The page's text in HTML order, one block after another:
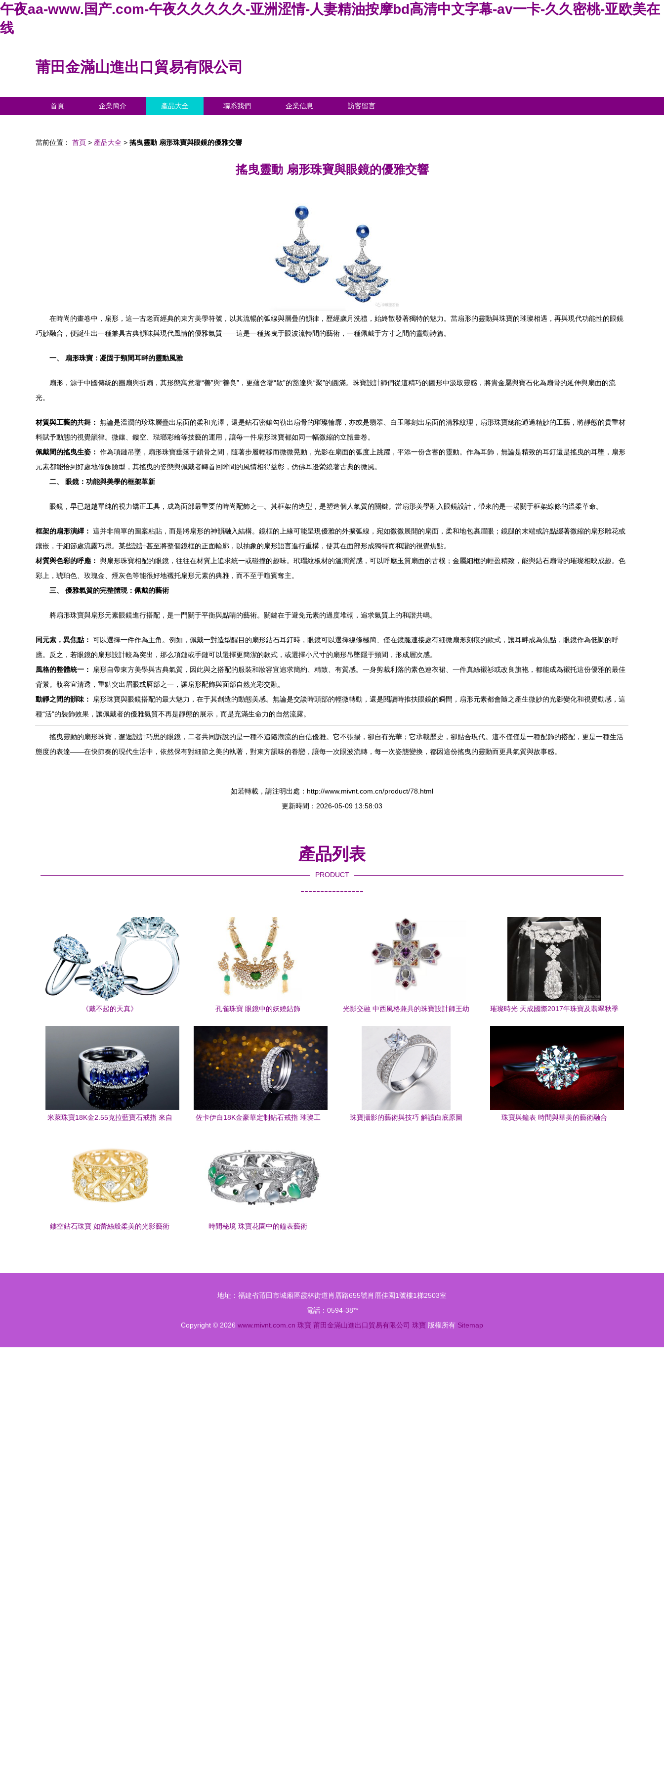
午夜aa-www.国产.com-午夜久久久久久-亚洲涩情-人妻精油按摩bd高清中文字幕-av一卡-久久密桃-亚欧美在
线
莆田金滿山進出口貿易有限公司
首頁 企業簡介 產品大全 聯系我們 企業信息 訪客留言
當前位置： 首頁 > 產品大全 > 搖曳靈動 扇形珠寶與眼鏡的優雅交響
搖曳靈動 扇形珠寶與眼鏡的優雅交響
在時尚的畫卷中，扇形，這一古老而經典的東方美學符號，以其流暢的弧線與層疊的韻律，歷經歲月洗禮，始終散發著獨特的魅力。當扇形的靈動與珠寶的璀璨相遇，再與現代功能性的眼鏡
巧妙融合，便誕生出一種兼具古典韻味與現代風情的優雅氣質——這是一種搖曳于眼波流轉間的藝術，一種佩戴于方寸之間的靈動詩篇。
一、 扇形珠寶：凝固于頸間耳畔的靈動風雅
扇形，源于中國傳統的團扇與折扇，其形態寓意著“善”與“善良”，更蘊含著“散”的豁達與“聚”的圓滿。珠寶設計師們從這精巧的圖形中汲取靈感，將貴金屬與寶石化為扇骨的延伸與扇面的流
光。
材質與工藝的共舞： 無論是溫潤的珍珠層疊出扇面的柔和光澤，還是鉆石密鑲勾勒出扇骨的璀璨輪廓，亦或是翡翠、白玉雕刻出扇面的清雅紋理，扇形珠寶總能通過精妙的工藝，將靜態的貴重材
料賦予動態的視覺韻律。微鑲、鏤空、琺瑯彩繪等技藝的運用，讓每一件扇形珠寶都如同一幅微縮的立體畫卷。
佩戴間的搖曳生姿： 作為項鏈吊墜，扇形珠寶垂落于鎖骨之間，隨著步履輕移而微微晃動，光影在扇面的弧度上跳躍，平添一份含蓄的靈動。作為耳飾，無論是精致的耳釘還是搖曳的耳墜，扇形
元素都能恰到好處地修飾臉型，其搖曳的姿態與佩戴者轉首回眸間的風情相得益彰，仿佛耳邊縈繞著古典的微風。
二、 眼鏡：功能與美學的框架革新
眼鏡，早已超越單純的視力矯正工具，成為面部最重要的時尚配飾之一。其框架的造型，是塑造個人氣質的關鍵。當扇形美學融入眼鏡設計，帶來的是一場關于框架線條的溫柔革命。
框架的扇形演繹： 這并非簡單的圖案粘貼，而是將扇形的神韻融入結構。鏡框的上緣可能呈現優雅的外擴弧線，宛如微微展開的扇面，柔和地包裹眉眼；鏡腿的末端或許點綴著微縮的扇形雕花或
鑲嵌，于細節處流露巧思。某些設計甚至將整個鏡框的正面輪廓，以抽象的扇形語言進行重構，使其在面部形成獨特而和諧的視覺焦點。
材質與色彩的呼應： 與扇形珠寶相配的眼鏡，往往在材質上追求統一或碰撞的趣味。玳瑁紋板材的溫潤質感，可以呼應玉質扇面的古樸；金屬細框的輕盈精致，能與鉆石扇骨的璀璨相映成趣。色
彩上，琥珀色、玫瑰金、煙灰色等能很好地襯托扇形元素的典雅，而不至于喧賓奪主。
三、 優雅氣質的完整體現：佩戴的藝術
將扇形珠寶與扇形元素眼鏡進行搭配，是一門關于平衡與點睛的藝術。關鍵在于避免元素的過度堆砌，追求氣質上的和諧共鳴。
同元素，異焦點： 可以選擇一件作為主角。例如，佩戴一對造型醒目的扇形鉆石耳釘時，眼鏡可以選擇線條極簡、僅在鏡腿連接處有細微扇形刻痕的款式，讓耳畔成為焦點，眼鏡作為低調的呼
應。反之，若眼鏡的扇形設計較為突出，那么項鏈或手鏈可以選擇更簡潔的款式，或選擇小尺寸的扇形吊墜隱于頸間，形成層次感。
風格的整體統一：
扇形自帶東方美學與古典氣質，因此與之搭配的服裝和妝容宜追求簡約、精致、有質感。一身剪裁利落的素色連衣裙、一件真絲襯衫或改良旗袍，都能成為襯托這份優雅的最佳
背景。妝容宜清透，重點突出眉眼或唇部之一，讓扇形配飾與面部自然光彩交融。
動靜之間的韻味：
扇形珠寶與眼鏡搭配的最大魅力，在于其創造的動態美感。無論是交談時頭部的輕微轉動，還是閱讀時推扶眼鏡的瞬間，扇形元素都會隨之產生微妙的光影變化和視覺動感，這
種“活”的裝飾效果，讓佩戴者的優雅氣質不再是靜態的展示，而是充滿生命力的自然流露。
搖曳靈動的扇形珠寶，邂逅設計巧思的眼鏡，二者共同訴說的是一種不追隨潮流的自信優雅。它不張揚，卻自有光華；它承載歷史，卻貼合現代。這不僅僅是一種配飾的搭配，更是一種生活
態度的表達——在快節奏的現代生活中，依然保有對細節之美的執著，對東方韻味的眷戀，讓每一次眼波流轉，每一次姿態變換，都因這份搖曳的靈動而更具氣質與故事感。
如若轉載，請注明出處：http://www.mivnt.com.cn/product/78.html
更新時間：2026-05-09 13:58:03
產品列表
PRODUCT
----------------
《戴不起的天真》 孔雀珠寶 眼鏡中的妖嬈鉆飾
光影交融 中西風格兼具的珠寶設計師王幼
璀璨時光 天成國際2017年珠寶及翡翠秋季
米萊珠寶18K金2.55克拉藍寶石戒指 來自
佐卡伊白18K金豪華定制鉆石戒指 璀璨工
珠寶攝影的藝術與技巧 解讀白底原圖
珠寶與鐘表 時間與華美的藝術融合
鏤空鉆石珠寶 如蕾絲般柔美的光影藝術 時間秘境 珠寶花園中的鐘表藝術
地址：福建省莆田市城廂區霞林街道肖厝路655號肖厝佳園1號樓1梯2503室
電話：0594-38**
Copyright © 2026 www.mivnt.com.cn 珠寶 莆田金滿山進出口貿易有限公司 珠寶 版權所有 Sitemap